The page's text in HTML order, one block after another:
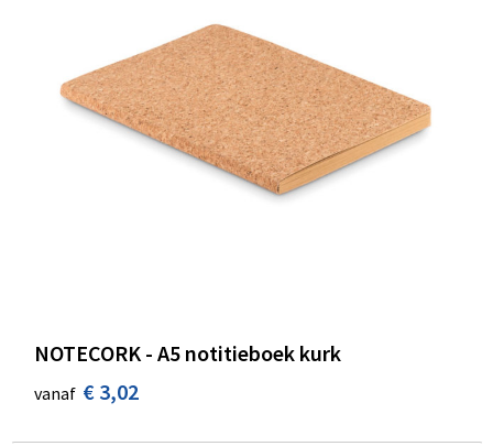
NOTECORK - A5 notitieboek kurk
vanaf € 3,02